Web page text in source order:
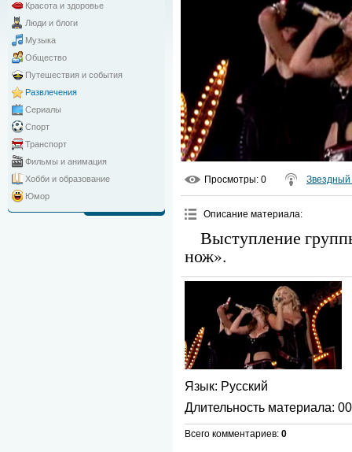
Красота и здоровье
Люди и блоги
Музыка
Общество
Путешествия и события
Развлечения
Сериалы
Спорт
Транспорт
Фильмы и анимация
Хобби и образование
Юмор
Просмотры: 0
Описание материала:
Выступление
нож».
Язык: Русский
Длительность материала:
Всего комментариев: 0